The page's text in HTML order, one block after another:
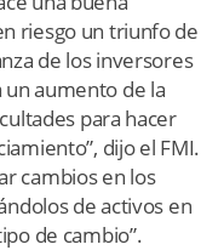
riesgo un triunfo de
de los inversores
aumento de la
para hacer
dijo el FMI.
cambios en los
de activos en
de cambio”.